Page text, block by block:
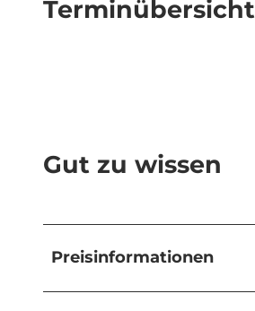
Terminübersicht
Gut zu wissen
Preisinformationen